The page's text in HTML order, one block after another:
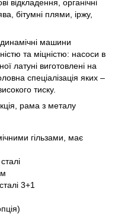
відкладення, органічні
бітумні плями, іржу,
машини
та міцністю: насоси в
латуні виготовлені на
спеціалізація яких –
тиску.
рама з металу
гільзами, має
3+1